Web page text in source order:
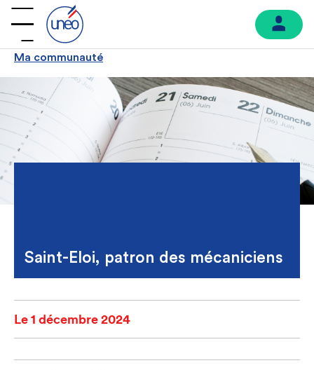
Ma communauté
Saint-Eloi, patron des mécaniciens
Le 1 décembre 2024